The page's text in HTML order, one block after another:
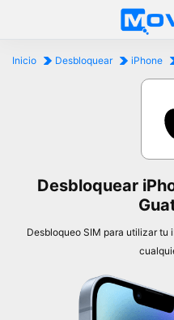
Inicio Desbloquear iPhone
Desbloquear
Desbloqueo SIM para utilizar tu